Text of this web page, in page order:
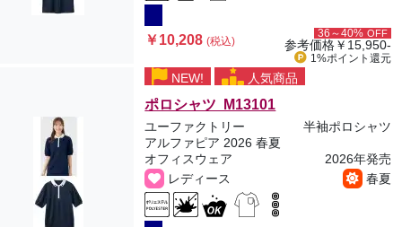
￥10,208(税込)
36～40% OFF
参考価格￥15,950-
1%ポイント 還元
NEW! 人気商品
ポロシャツ M13101
ユーファクトリー
半袖ポロシャツ
アルファピア 2026 春夏
オフィスウェア
2026年発売
レディース
春夏